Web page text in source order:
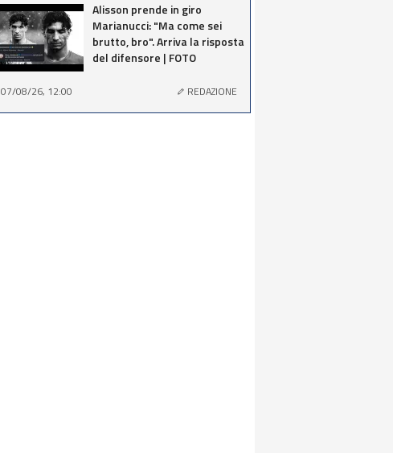
Alisson prende in giro
Marianucci: "Ma come sei
brutto, bro". Arriva la risposta
del difensore | FOTO
07/08/26, 12:00 REDAZIONE